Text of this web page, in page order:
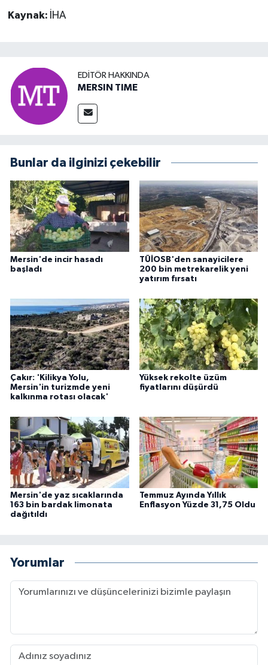
Kaynak: İHA
EDITÖR HAKKINDA
MERSIN TIME
Bunlar da ilginizi çekebilir
Mersin'de incir hasadı
başladı
TÜİOSB'den sanayicilere
200 bin metrekarelik yeni
yatırım fırsatı
Çakır: 'Kilikya Yolu,
Mersin'in turizmde yeni
kalkınma rotası olacak'
Yüksek rekolte üzüm
fiyatlarını düşürdü
Mersin'de yaz sıcaklarında
163 bin bardak limonata
dağıtıldı
Temmuz Ayında Yıllık
Enflasyon Yüzde 31,75 Oldu
Yorumlar